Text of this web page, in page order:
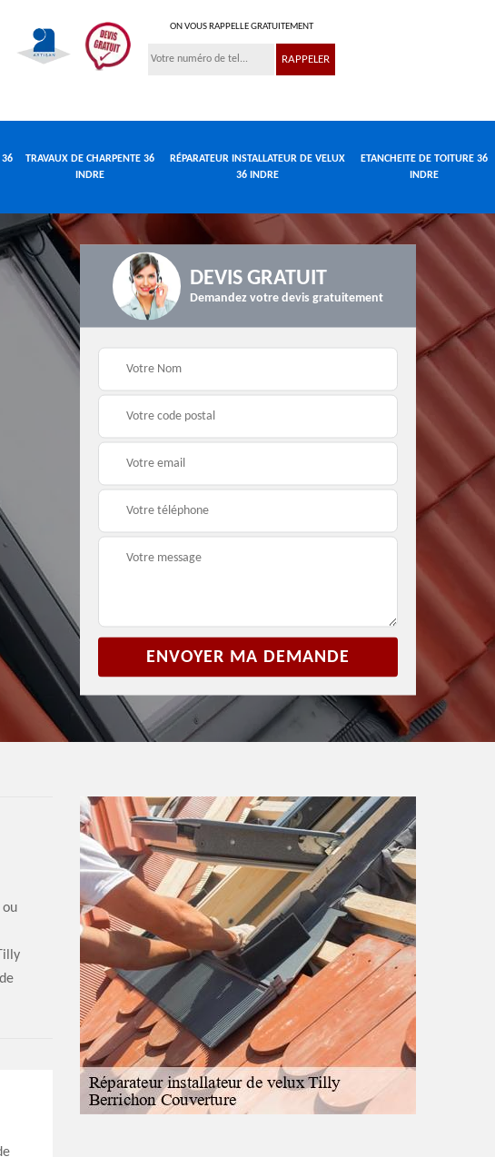
ON VOUS RAPPELLE GRATUITEMENT
36
TRAVAUX DE CHARPENTE 36
INDRE
RÉPARATEUR INSTALLATEUR DE VELUX
36 INDRE
ETANCHEITE DE TOITURE 36
INDRE
fuite de
36 Indre
Travaux de charpente
36 Indre
Réparateur
installateur de velux
36 Indre
DEVIS GRATUIT
Demandez votre devis gratuitement